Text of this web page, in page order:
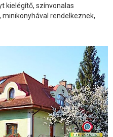
kielégítő, színvonalas
rendelkeznek,